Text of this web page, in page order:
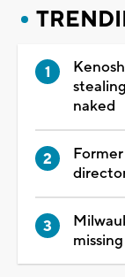
naked